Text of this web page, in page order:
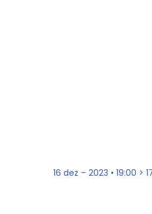
16 dez – 2023 • 19:00 >